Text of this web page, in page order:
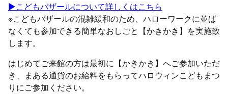
▶️こどもバザールについて詳しくはこちら
※こどもバザールの混雑緩和のため、ハローワークに並ば
なくても参加できる簡単なおしごと【かきかき】を実施致
します。
はじめてご来館の方は最初に【かきかき】へご参加いただ
き、まある通貨のお給料をもらってハロウィンこどもまつ
りにご参加ください。